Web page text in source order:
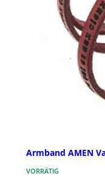
Armband AMEN
VORRÄTIG